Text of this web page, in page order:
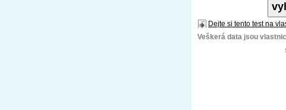
Dejte si tento test na
Veškerá data jsou